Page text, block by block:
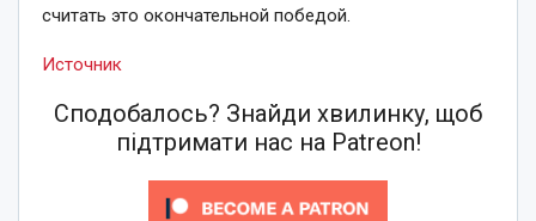
считать это окончательной победой.
Источник
Сподобалось? Знайди хвилинку, щоб
підтримати нас на Patreon!